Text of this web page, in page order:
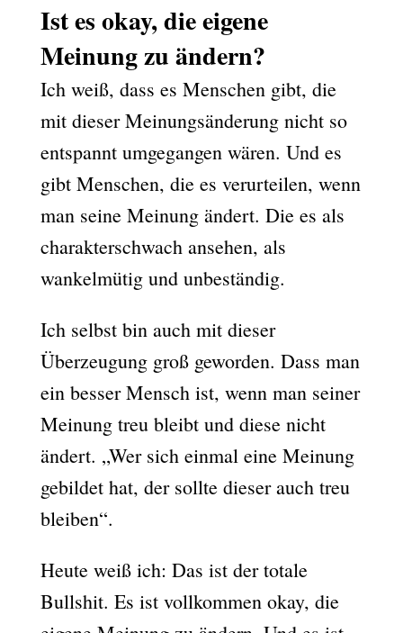
Ist es okay, die eigene
Meinung zu ändern?
Ich weiß, dass es Menschen gibt, die
mit dieser Meinungsänderung nicht so
entspannt umgegangen wären. Und es
gibt Menschen, die es verurteilen, wenn
man seine Meinung ändert. Die es als
charakterschwach ansehen, als
wankelmütig und unbeständig.
Ich selbst bin auch mit dieser
Überzeugung groß geworden. Dass man
ein besser Mensch ist, wenn man seiner
Meinung treu bleibt und diese nicht
ändert. „Wer sich einmal eine Meinung
gebildet hat, der sollte dieser auch treu
bleiben“.
Heute weiß ich: Das ist der totale
Bullshit. Es ist vollkommen okay, die